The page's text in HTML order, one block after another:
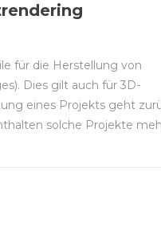
für die Herstellung von
Dies gilt auch für 3D-
eines Projekts geht
solche Projekte